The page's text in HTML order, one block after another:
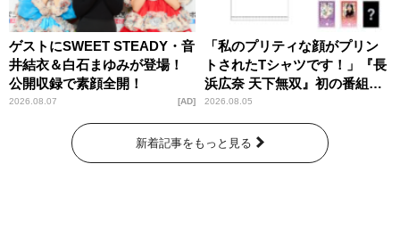
ゲストにSWEET STEADY・音
井結衣＆白石まゆみが登場！
公開収録で素顔全開！
2026.08.07 AD
「私のプリティな顔がプリン
トされたTシャツです！」『長
浜広奈 天下無双』初の番組グ
ッズ発売
2026.08.05
新着記事をもっと見る